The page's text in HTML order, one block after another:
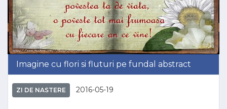
Imagine cu flori si fluturi pe fundal abstract
ZI DE NASTERE 2016-05-19